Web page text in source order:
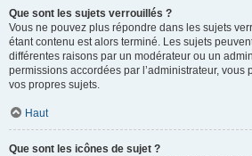
Que sont les sujets verrouillés ?
Vous ne pouvez plus répondre dans les sujets
étant contenu est alors terminé. Les sujets
différentes raisons par un modérateur ou un
permissions accordées par l’administrateur, vous
vos propres sujets.
Haut
Que sont les icônes de sujet ?